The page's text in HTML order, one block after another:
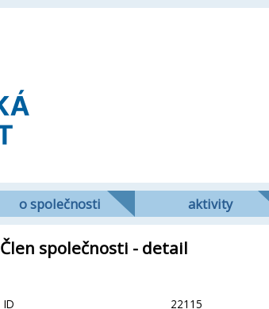
o společnosti aktivity
Člen společnosti - detail
ID
22115